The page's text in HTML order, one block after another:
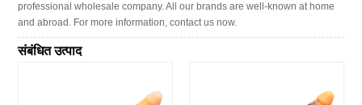
professional wholesale company. All our brands are well-known at home
and abroad. For more information, contact us now.
संबंधित उत्पाद